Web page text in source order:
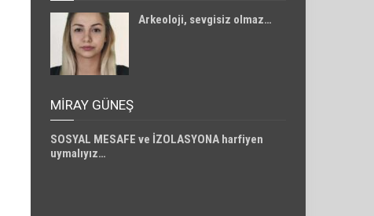
Arkeoloji, sevgisiz olmaz…
MIRAY GÜNEŞ
SOSYAL MESAFE ve İZOLASYONA harfiyen
uymalıyız…